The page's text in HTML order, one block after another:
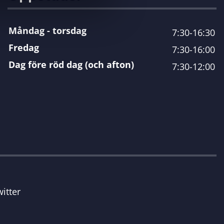
Måndag - torsdag
7:30-16:30
Fredag
7:30-16:00
Dag före röd dag (och afton)
7:30-12:00